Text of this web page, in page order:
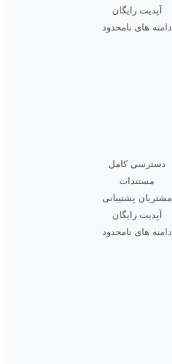
آپدیت رایگان
دامنه های نامحدود
دسترسی کامل
مستندات
مشتریان پشتیبانی
آپدیت رایگان
دامنه های نامحدود